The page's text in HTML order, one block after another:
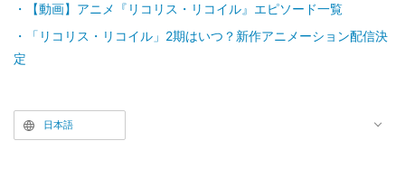
【動画】アニメ『リコリス・リコイル』エピソード一覧
「リコリス・リコイル」2期はいつ？新作アニメーション配信決
定
日本語